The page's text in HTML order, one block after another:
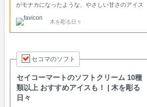
がモナカになったような、やさしい甘さのアイス
木を彫る日々
セコマのソフト
セイコーマートのソフトクリーム 10種
類以上 おすすめアイスも！ | 木を彫る
日々